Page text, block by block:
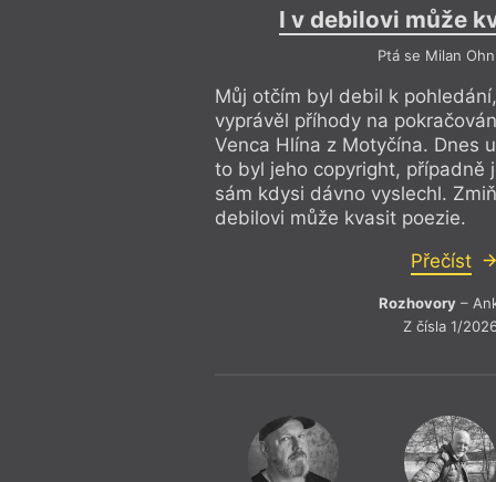
I v debilovi může
Ptá se Milan
Můj otčím byl debil k
vyprávěl příhody na
Venca Hlína z Motyčína. Dnes
to byl jeho copyright, případně
sám kdysi dávno vyslechl.
debilovi může kvasit poezie.
Přečíst
Rozhovory –
Z čísla 1/